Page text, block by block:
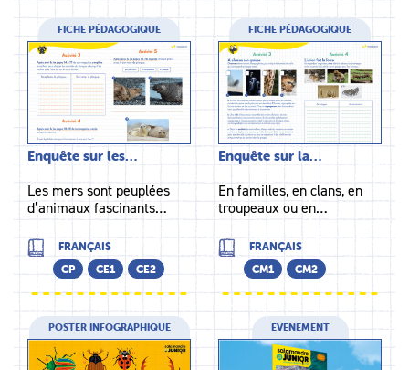
FICHE PÉDAGOGIQUE
Enquête sur les…
Les mers sont peuplées
d’animaux fascinants…
FRANÇAIS
CP
CE1 CE2
FICHE PÉDAGOGIQUE
Enquête sur la…
En familles, en clans, en
troupeaux ou en…
FRANÇAIS
CM1
CM2
POSTER INFOGRAPHIQUE ÉVÉNEMENT